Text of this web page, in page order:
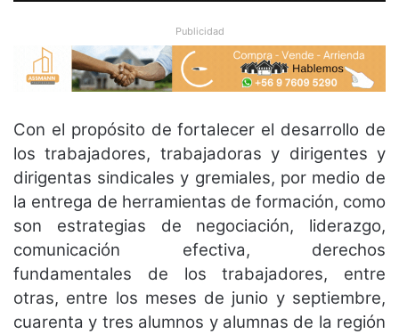
Publicidad
Con el propósito de fortalecer el desarrollo de
los trabajadores, trabajadoras y dirigentes y
dirigentas sindicales y gremiales, por medio de
la entrega de herramientas de formación, como
son estrategias de negociación, liderazgo,
comunicación efectiva, derechos
fundamentales de los trabajadores, entre
otras, entre los meses de junio y septiembre,
cuarenta y tres alumnos y alumnas de la región